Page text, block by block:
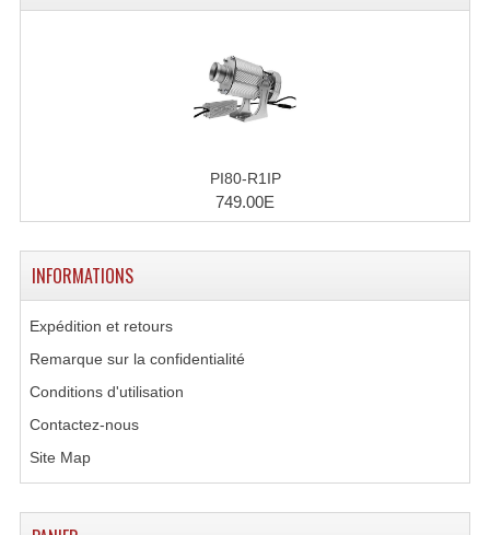
PI80-R1IP
749.00E
INFORMATIONS
Expédition et retours
Remarque sur la confidentialité
Conditions d'utilisation
Contactez-nous
Site Map